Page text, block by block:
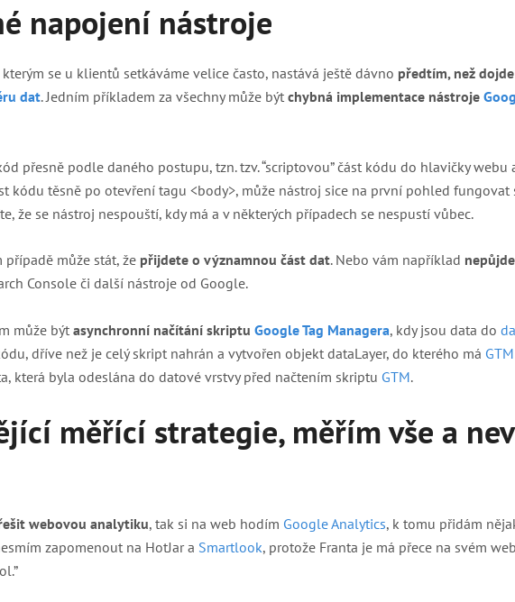
napojení nástroje
se u klientů setkáváme velice často, nastává ještě dávno předtím, než dojde
dat. Jedním příkladem za všechny může být chybná implementace nástroje
přesně podle daného postupu, tzn. tzv. “scriptovou” část kódu do hlavičky webu
kódu těsně po otevření tagu <body>, může nástroj sice na první pohled fungovat
že se nástroj nespouští, kdy má a v některých případech se nespustí vůbec.
případě může stát, že přijdete o významnou část dat. Nebo vám například nepůjde
Console či další nástroje od Google.
může být asynchronní načítání skriptu Google Tag Managera, kdy jsou data do
dříve než je celý skript nahrán a vytvořen objekt dataLayer, do kterého má GTM
která byla odeslána do datové vrstvy před načtením skriptu GTM.
měřící strategie, měřím vše a
webovou analytiku, tak si na web hodím Google Analytics, k tomu přidám
zapomenout na HotJar a Smartlook, protože Franta je má přece na svém